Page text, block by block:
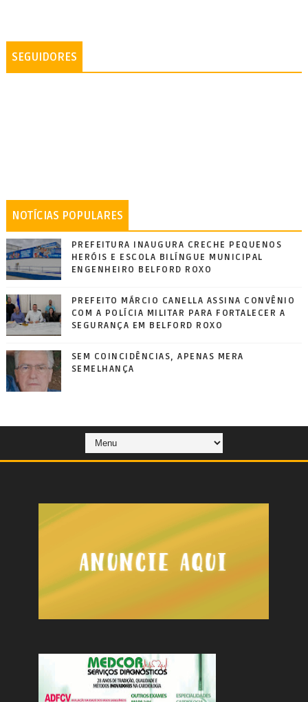
SEGUIDORES
NOTÍCIAS POPULARES
PREFEITURA INAUGURA CRECHE PEQUENOS
HERÓIS E ESCOLA BILÍNGUE MUNICIPAL
ENGENHEIRO BELFORD ROXO
PREFEITO MÁRCIO CANELLA ASSINA CONVÊNIO
COM A POLÍCIA MILITAR PARA FORTALECER A
SEGURANÇA EM BELFORD ROXO
SEM COINCIDÊNCIAS, APENAS MERA
SEMELHANÇA